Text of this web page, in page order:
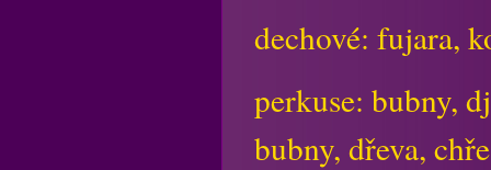
dechové: fujara,
perkuse: bubny,
bubny, dřeva,